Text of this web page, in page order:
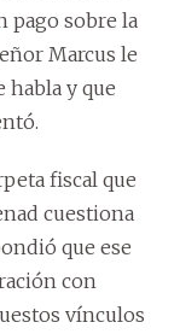
pago sobre la
Marcus le
habla y que
fiscal que
cuestiona
que ese
con
vínculos